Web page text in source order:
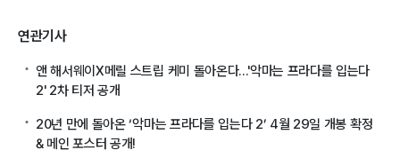
연관기사
앤 해서웨이X메릴 스트립 케미 돌아온다...'악마는 프라다를 입는다
2' 2차 티저 공개
20년 만에 돌아온 ‘악마는 프라다를 입는다 2’ 4월 29일 개봉 확정
& 메인 포스터 공개!